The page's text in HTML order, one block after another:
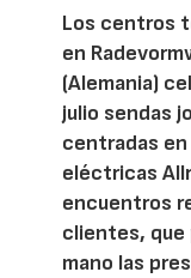
Los centros
en
(Alemania)
julio sendas
centradas en
eléctricas
encuentros
clientes, que
mano las